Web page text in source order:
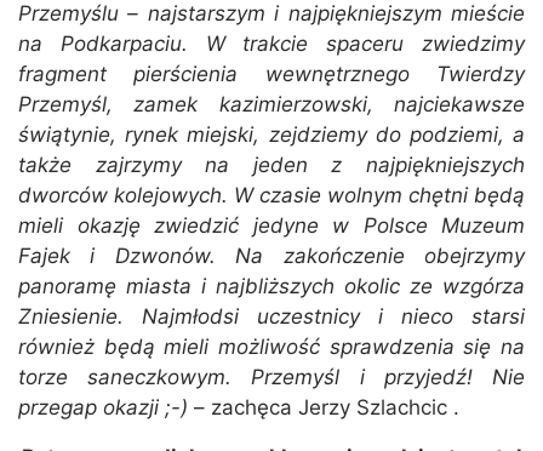
Przemyślu – najstarszym i najpiękniejszym mieście
na Podkarpaciu. W trakcie spaceru zwiedzimy
fragment pierścienia wewnętrznego Twierdzy
Przemyśl, zamek kazimierzowski, najciekawsze
świątynie, rynek miejski, zejdziemy do podziemi, a
także zajrzymy na jeden z najpiękniejszych
dworców kolejowych. W czasie wolnym chętni będą
mieli okazję zwiedzić jedyne w Polsce Muzeum
Fajek i Dzwonów. Na zakończenie obejrzymy
panoramę miasta i najbliższych okolic ze wzgórza
Zniesienie. Najmłodsi uczestnicy i nieco starsi
również będą mieli możliwość sprawdzenia się na
torze saneczkowym. Przemyśl i przyjedź! Nie
przegap okazji ;-) – zachęca Jerzy Szlachcic .